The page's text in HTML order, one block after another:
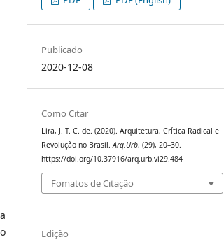
Publicado
2020-12-08
Como Citar
Lira, J. T. C. de. (2020). Arquitetura, Crítica Radical e
Revolução no Brasil.Arq.Urb, (29), 20–30.
https://doi.org/10.37916/arq.urb.vi29.484
Fomatos de Citação
Edição